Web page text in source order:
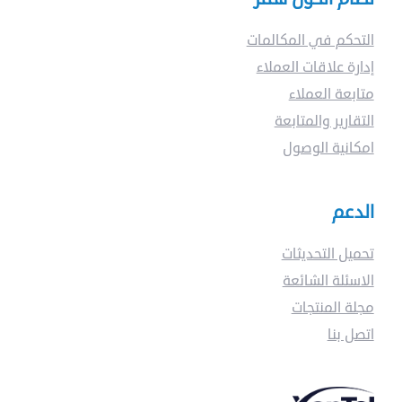
التحكم في المكالمات
إدارة علاقات العملاء
متابعة العملاء
التقارير والمتابعة
امكانية الوصول
الدعم
تحميل التحديثات
الاسئلة الشائعة
مجلة المنتجات
اتصل بنا